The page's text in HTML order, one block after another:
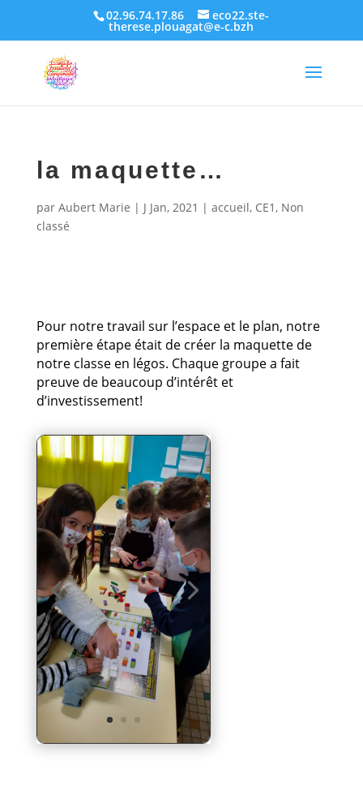
02.96.74.17.86 eco22.ste-
therese.plouagat@e-c.bzh
la maquette…
par Aubert Marie | J Jan, 2021 | accueil, CE1, Non
classé
Pour notre travail sur l’espace et le plan, notre
première étape était de créer la maquette de
notre classe en légos. Chaque groupe a fait
preuve de beaucoup d’intérêt et
d’investissement!